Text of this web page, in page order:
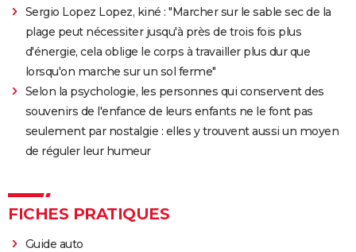
Sergio Lopez Lopez, kiné : "Marcher sur le sable sec de la
plage peut nécessiter jusqu'à près de trois fois plus
d'énergie, cela oblige le corps à travailler plus dur que
lorsqu'on marche sur un sol ferme"
Selon la psychologie, les personnes qui conservent des
souvenirs de l'enfance de leurs enfants ne le font pas
seulement par nostalgie : elles y trouvent aussi un moyen
de réguler leur humeur
FICHES PRATIQUES
Guide auto